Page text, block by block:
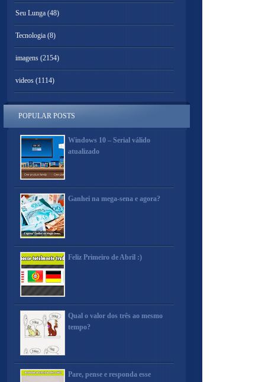
Seu Lunga (48)
Tecnologia (8)
imagens (2154)
videos (1114)
POPULAR POSTS
Windows 10 – Serial válido
atualizado
Ganhei na mega-sena e agora?
Feliz Primeiro de Abril :)
Qual o valor dos três ao mesmo
tempo?
Pare, pense e responda esse